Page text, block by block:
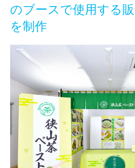
のブースで使用する
を制作